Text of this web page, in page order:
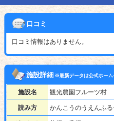
口コミ
口コミ情報はありません。
施設詳細※最新データは公式ホーム
施設名 観光農園フルーツ村
読み方 かんこうのうえんふる